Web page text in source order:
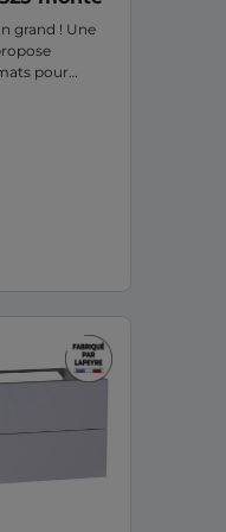
grand ! Une
pour